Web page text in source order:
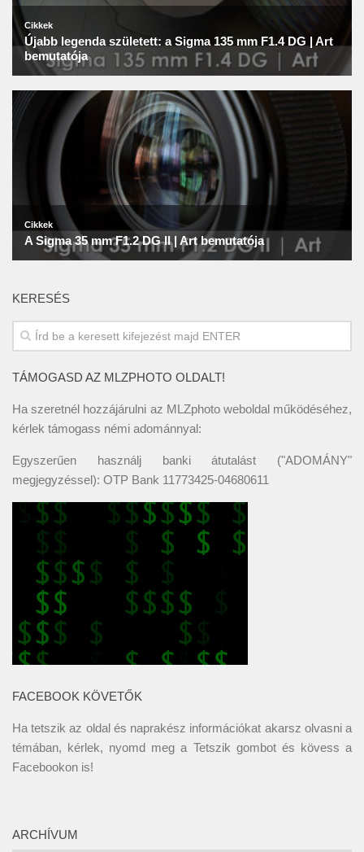
KERESÉS
TÁMOGASD AZ MLZPHOTO OLDALT!
Ha szeretnél hozzájárulni az MLZphoto weboldal működéséhez,
kérlek támogass némi adománnyal:
Egyszerűen használj banki átutalást ("ADOMÁNY"
megjegyzéssel): OTP Bank 11773425-04680611
FACEBOOK KÖVETŐK
Ha tetszik az oldal és naprakész információkat akarsz olvasni a
témában, kérlek, nyomd meg a Tetszik gombot és kövess a
Facebookon is!
ARCHÍVUM